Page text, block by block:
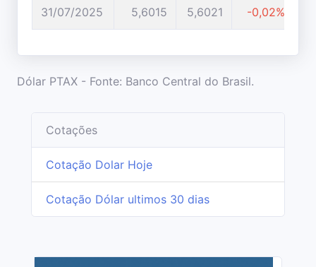
31/07/2025 5,6015 5,6021 -0,02%
Dólar PTAX - Fonte: Banco Central do Brasil.
Cotações
Cotação Dolar Hoje
Cotação Dólar ultimos 30 dias